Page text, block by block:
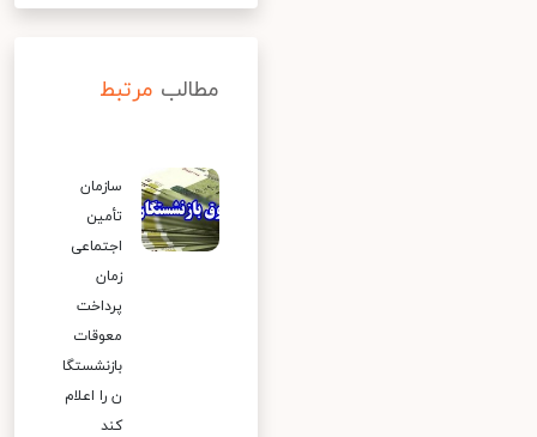
مطالب مرتبط
سازمان
تأمین
اجتماعی
زمان
پرداخت
معوقات
بازنشستگا
ن را اعلام
کند